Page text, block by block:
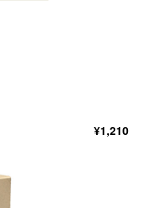
¥1,210